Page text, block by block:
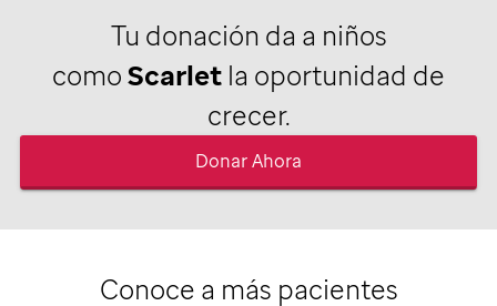
Tu donación da a niños
comoScarlet la oportunidad de
crecer.
Donar Ahora
Conoce a más pacientes